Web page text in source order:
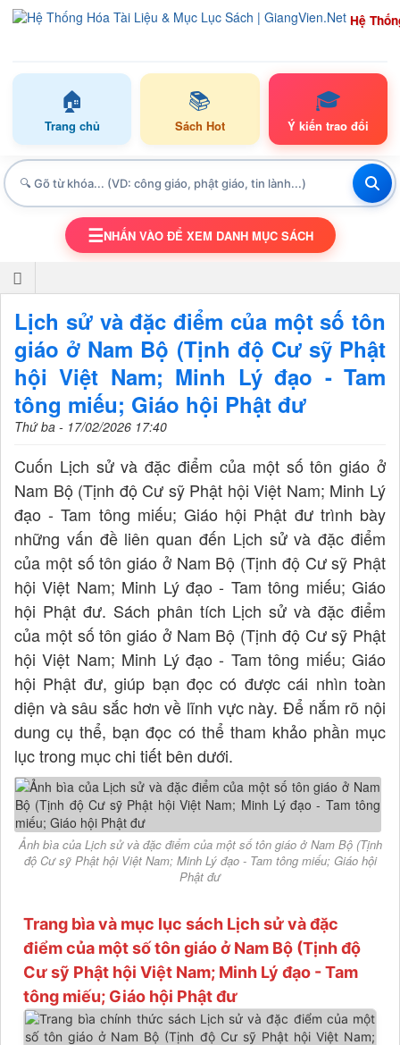
Hệ
🏠
Trang chủ
📚
Sách Hot
🎓
Ý kiến trao đổi
TOGGLE NAVIGATION
☰NHẤN VÀO ĐỂ XEM DANH MỤC SÁCH
Lịch sử và đặc điểm của một số tôn
giáo ở Nam Bộ (Tịnh độ Cư sỹ Phật
hội Việt Nam; Minh Lý đạo - Tam
tông miếu; Giáo hội Phật đư
Thứ ba - 17/02/2026 17:40
Cuốn Lịch sử và đặc điểm của một số tôn giáo ở
Nam Bộ (Tịnh độ Cư sỹ Phật hội Việt Nam; Minh Lý
đạo - Tam tông miếu; Giáo hội Phật đư trình bày
những vấn đề liên quan đến Lịch sử và đặc điểm
của một số tôn giáo ở Nam Bộ (Tịnh độ Cư sỹ Phật
hội Việt Nam; Minh Lý đạo - Tam tông miếu; Giáo
hội Phật đư. Sách phân tích Lịch sử và đặc điểm
của một số tôn giáo ở Nam Bộ (Tịnh độ Cư sỹ Phật
hội Việt Nam; Minh Lý đạo - Tam tông miếu; Giáo
hội Phật đư, giúp bạn đọc có được cái nhìn toàn
diện và sâu sắc hơn về lĩnh vực này. Để nắm rõ nội
dung cụ thể, bạn đọc có thể tham khảo phần mục
lục trong mục chi tiết bên dưới.
Ảnh bìa của Lịch sử và đặc điểm của một số tôn giáo ở Nam Bộ (Tịnh
độ Cư sỹ Phật hội Việt Nam; Minh Lý đạo - Tam tông miếu; Giáo hội
Phật đư
Trang bìa và mục lục sách Lịch sử và đặc
điểm của một số tôn giáo ở Nam Bộ (Tịnh độ
Cư sỹ Phật hội Việt Nam; Minh Lý đạo - Tam
tông miếu; Giáo hội Phật đư